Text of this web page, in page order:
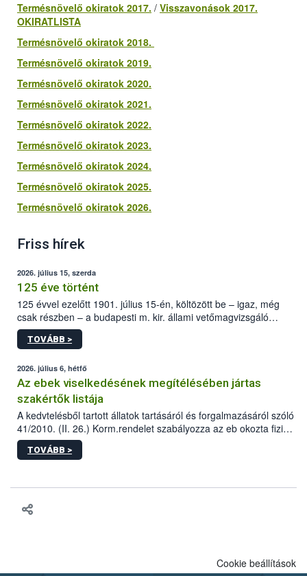
Termésnövelő okiratok 2017. / Visszavonások 2017.
OKIRATLISTA
Termésnövelő okiratok 2018.
Termésnövelő okiratok 2019.
Termésnövelő okiratok 2020.
Termésnövelő okiratok 2021.
Termésnövelő okiratok 2022.
Termésnövelő okiratok 2023.
Termésnövelő okiratok 2024.
Termésnövelő okiratok 2025.
Termésnövelő okiratok 2026.
Friss hírek
2026. július 15, szerda
125 éve történt
125 évvel ezelőtt 1901. július 15-én, költözött be – igaz, még
csak részben – a budapesti m. kir. állami vetőmagvizsgáló
állomás a Kis Rókus utca 15. szám alatti, Czigler Győző által
tervezett új épületébe.
TOVÁBB >
2026. július 6, hétfő
Az ebek viselkedésének megítélésében jártas
szakértők listája
A kedvtelésből tartott állatok tartásáról és forgalmazásáról szóló
41/2010. (II. 26.) Korm.rendelet szabályozza az eb okozta fizikai
sérülés, illetve ennek veszélye keletkezésekor felmerülő
hatósági feladatokat, valamint a veszélyes eb tartását és annak
TOVÁBB >
Cookie beállítások